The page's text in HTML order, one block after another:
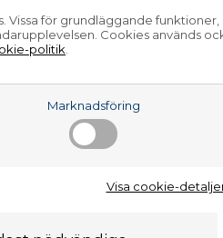
Vissa för grundläggande
Cookies används
politik
Marknadsföring
Visa cookie-